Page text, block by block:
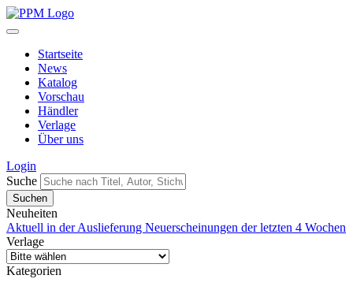
Startseite
News
Katalog
Vorschau
Händler
Verlage
Über uns
Login
Suche
Neuheiten
Aktuell in der Auslieferung Neuerscheinungen der letzten 4 Wochen
Verlage
Kategorien